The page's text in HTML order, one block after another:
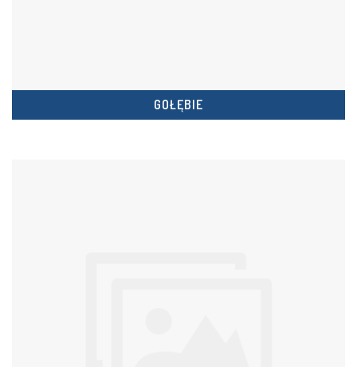
GOŁĘBIE